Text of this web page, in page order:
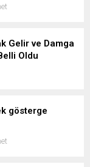
Gelir ve Damga
Oldu
gösterge